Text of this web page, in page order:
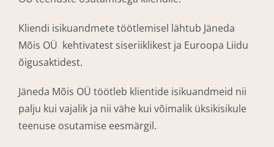
Kliendi isikuandmete töötlemisel lähtub Jäneda
Mõis OÜ kehtivatest siseriiklikest ja Euroopa Liidu
õigusaktidest.
Jäneda Mõis OÜ töötleb klientide isikuandmeid nii
palju kui vajalik ja nii vähe kui võimalik üksikisikule
teenuse osutamise eesmärgil.